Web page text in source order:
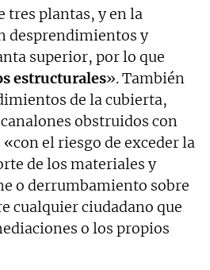
tres plantas, y en la
desprendimientos y
superior, por lo que
estructurales». También
de la cubierta,
obstruidos con
el riesgo de exceder la
de los materiales y
o derrumbamiento sobre
cualquier ciudadano que
o los propios